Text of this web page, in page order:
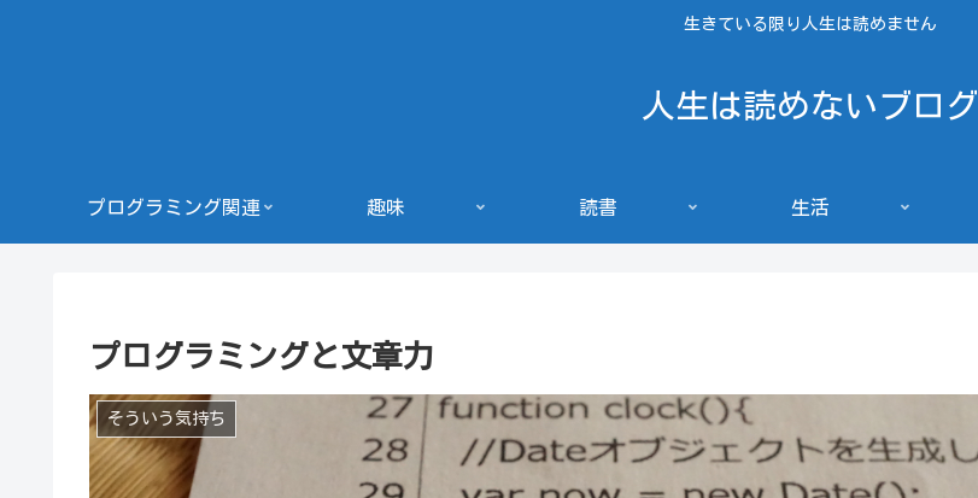
生きている限り人生は読めません
人生は読めないブログ
プログラミング関連 趣味 読書 生活
プログラミングと文章力
そういう気持ち